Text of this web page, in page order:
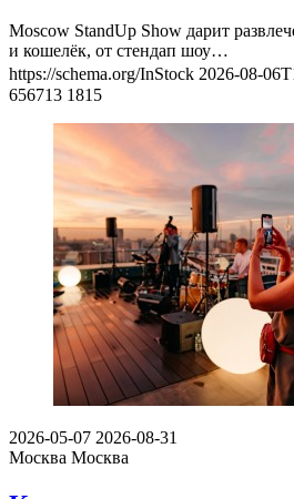
Moscow StandUp Show дарит
и кошелёк, от стендап шоу…
https://schema.org/InStock 2026-08-
656713 1815
2026-05-07 2026-08-31
Москва Москва